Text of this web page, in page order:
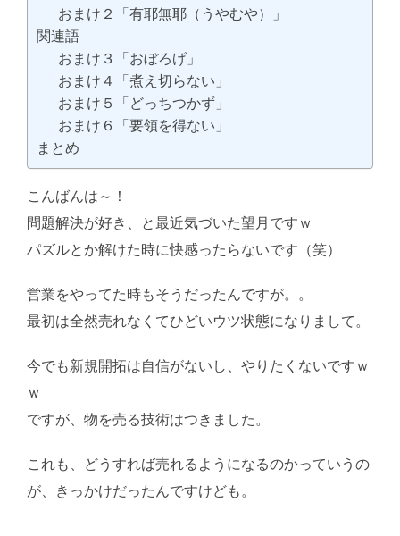
おまけ２「有耶無耶（うやむや）」
関連語
おまけ３「おぼろげ」
おまけ４「煮え切らない」
おまけ５「どっちつかず」
おまけ６「要領を得ない」
まとめ
こんばんは～！
問題解決が好き、と最近気づいた望月ですｗ
パズルとか解けた時に快感ったらないです（笑）
営業をやってた時もそうだったんですが。。
最初は全然売れなくてひどいウツ状態になりまして。
今でも新規開拓は自信がないし、やりたくないですｗ
ｗ
ですが、物を売る技術はつきました。
これも、どうすれば売れるようになるのかっていうの
が、きっかけだったんですけども。